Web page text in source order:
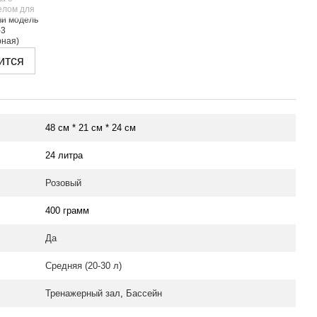
48 см * 21 см * 24 см
24 литра
Розовый
400 грамм
Да
Средняя (20-30 л)
Тренажерный зал, Бассейн